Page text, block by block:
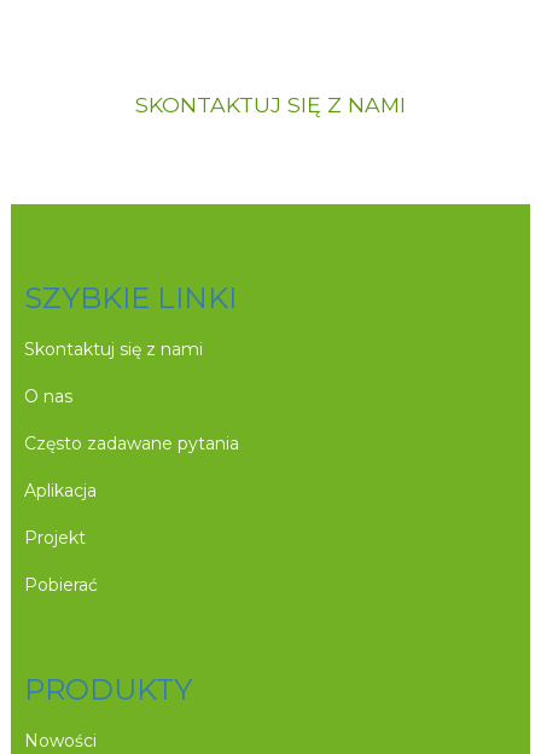
SKONTAKTUJ SIĘ Z NAMI
SZYBKIE LINKI
Skontaktuj się z nami
O nas
Często zadawane pytania
Aplikacja
Projekt
Pobierać
PRODUKTY
Nowości